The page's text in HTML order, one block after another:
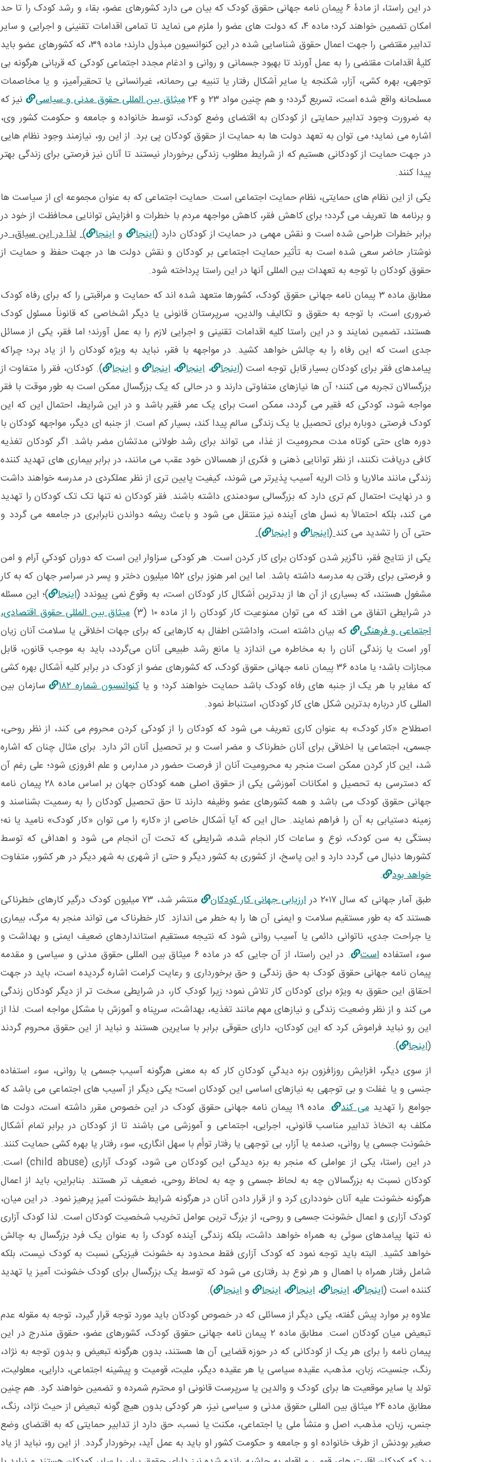
در این راستا، از مادۀ ۶
پیمان نامه جهانی حقوق کودک که بیان می داردکشورهای عضو، بقاء و رشد کودک را تا حد
امکان تضمین خواهند کرد؛
ماده ۴، که دولت های عضو را ملزم می نماید تا تمامی اقدامات تقنینی و اجرایی و سایر
تدابیر مقتضی را جهت اعمال حقوق شناسایی شده در این کنوانسیون مبذول دارند؛ ماده ۳۹، که
کشورهای عضو باید
کلیۀ اقدامات مقتضی را به عمل آورند تا بهبود جسمانی و روانی و ادغام مجدد اجتماعی کودکی که قربانی هرگونه بی
توجهی، بهره‌ کشی، آزار، شکنجه یا سایر اَشکال رفتار یا تنبیه بی رحمانه، غیرانسانی یا تحقیرآمیز، و یا مخاصمات
مسلحانه واقع شده ‌است، تسریع گردد؛ و هم چنین مواد ۲۳ و ۲۴ میثاق بین المللی حقوق مدنی و سیاسی
نیز که
به ضرورت وجود تدابیر حمایتی از کودکان به اقتضای وضع کودک، توسط خانواده و جامعه و حکومت کشور وی،
اشاره می ­نماید؛ می توان به تعهد دولت ها به حمایت از حقوق کودکان پی برد. از این رو، نیازمند وجود نظام هایی
در جهت حمایت از کودکانی هستیم که از شرایط مطلوب زندگی برخوردار نیستند تا آنان نیز فرصتی برای زندگی بهتر
پیدا کنند.
یکی از این نظام های حمایتی، نظام حمایت اجتماعی است. حمایت اجتماعی که به عنوان مجموعه ای از سیاست ها
و برنامه ها تعریف می گردد؛ برای کاهش فقر، کاهش مواجهه مردم با خطرات و افزایش توانایی محافظت از خود در
برابر خطرات طراحی شده است و نقش مهمی در حمایت از کودکان دارد (اینجا و اینجا ). لذا در این سیاق،در
نوشتار حاضر سعی شده است به تأثیر حمایت اجتماعی بر کودکان و نقش دولت ها در جهت حفظ و حمایت از
حقوق کودکان با توجه به تعهدات بین المللی آنها در این راستا پرداخته شود.
مطابق ماده ۳
پیمان نامه جهانی حقوق کودک، کشورها متعهد شده اند که حمایت و مراقبتی را که برای رفاه کودک
ضروری است، با توجه به حقوق و تکالیف والدین، سرپرستان قانونی یا دیگر اشخاصی که قانوناً مسئول کودک
هستند، تضمین نمایند و در این راستا کلیه اقدامات تقنینی و اجرایی لازم را به عمل آورند؛ اما فقر، یکی از مسائل
جدی است که این رفاه را به چالش خواهد کشید. در مواجهه با فقر، نباید به ویژه کودکان را از یاد برد؛ چراکه
پیامدهای فقر برای کودکان بسیار قابل توجه است (اینجا ،اینجا ، اینجا واینجا ). کودکان، فقر را متفاوت از
بزرگسالان تجربه می کنند؛ آن ها نیازهای متفاوتی دارند و در حالی که یک بزرگسال ممکن است به طور موقت با فقر
مواجه شود، کودکی که فقیر می گردد، ممکن است برای یک عمر فقیر باشد و در این شرایط، احتمال این که این
کودک فرصتی دوباره برای تحصیل یا یک زندگی سالم پیدا کند، بسیار کم است. از جنبه ای دیگر، مواجهه کودکان با
دوره های حتی کوتاه مدت محرومیت از غذا، می تواند برای رشد طولانی مدتشان مضر باشد. اگر کودکان تغذیه
کافی دریافت نکنند، از نظر توانایی ذهنی و فکری از همسالان خود عقب می مانند، در برابر بیماری های تهدید کننده
زندگی مانند مالاریا و ذات الریه آسیب پذیرتر می شوند، کیفیت پایین تری از نظر عملکردی در مدرسه خواهند داشت
و در نهایت احتمال کم تری دارد که بزرگسالی سودمندی داشته باشند. فقر کودکان نه تنها تک تک کودکان را تهدید
می کند، بلکه احتمالاً به نسل های آینده نیز منتقل می شود و باعث ریشه دواندن نابرابری در جامعه می گردد و
حتی آن را تشدید می کند(اینجا واینجا ).
یکی از نتایج فقر، ناگزیر شدن کودکان برای کار کردن است. هر کودکی سزاوار این است که دوران کودکیِ آرام و امن
و فرصتی برای رفتن به مدرسه داشته باشد. اما این امر هنوز برای ۱۵۲ میلیون دختر و پسر در سراسر جهان که به کار
مشغول هستند، که بسیاری از آن ها از بدترین اَشکال کار کودکان است، به وقوع نمی پیوندد (اینجا )؛ این مسئله
در شرایطی اتفاق می افتد که می توان ممنوعیت کار کودکان را از ماده ۱۰ (۳)
میثاق بین المللی حقوق اقتصادی،
اجتماعی و فرهنگی
که بیان داشته است، ‌واداشتن اطفال به کارهایی که برای جهات اخلاقی یا سلامت آنان زیان
آور است یا زندگی آنان را به مخاطره می ‌اندازد یا مانع رشد طبیعی آنان می‌گردد، ‌باید به موجب قانون، قابل
مجازات باشد؛ یا ماده ۳۶ پیمان نامه جهانی حقوق کودک، کهکشورهای عضو از کودک در برابر کلیه اَشکال بهره‌ کشی
که مغایر با هر یک از جنبه ‌های رفاه کودک باشد حمایت خواهند کرد؛ و یاکنوانسیون شماره ۱۸۲
سازمان بین
المللی کار درباره بدترین شکل های کار کودکان، استنباط نمود.
اصطلاح «کار کودک» به عنوان کاری تعریف می شود که کودکان را از کودکی کردن محروم می کند، از نظر روحی،
جسمی، اجتماعی یا اخلاقی برای آنان خطرناک و مضر است و بر تحصیل آنان اثر دارد. برای مثال چنان که اشاره
شد، این کار کردن ممکن است منجر به محرومیت آنان از فرصت حضور در مدارس و علم افروزی شود؛ علی رغم آن
که دسترسی به تحصیل و امکانات آموزشی یکی از حقوق اصلی همه کودکان جهان بر اساس ماده ۲۸ پیمان ‌نامه
جهانی حقوق کودک می باشد و همه کشورهای عضو وظیفه دارند تا حق تحصیل کودکان را به رسمیت بشناسند و
زمینه دستیابی به آن را فراهم نمایند. حال این که آیا اَشکال خاصی از «کار» را می توان «کار کودک» نامید یا نه؛
بستگی به سن کودک، نوع و ساعات کار انجام شده، شرایطی که تحت آن انجام می شود و اهدافی که توسط
کشورها دنبال می گردد دارد و این پاسخ، از کشوری به کشور دیگر و حتی از شهری به شهر دیگر در هر کشور، متفاوت
خواهد بود
.
طبق آمار جهانی که سال ۲۰۱۷ در
ارزیابی جهانی کار کودکان
منتشر شد، ۷۳ میلیون کودک درگیر کارهای خطرناکی
هستند که به طور مستقیم سلامت و ایمنی آن ها را به خطر می اندازد. کار خطرناک می تواند منجر به مرگ، بیماری
یا جراحت جدی، ناتوانی دائمی یا آسیب روانی شود که نتیجه مستقیم استانداردهای ضعیف ایمنی و بهداشت و
سوء استفاده است . در این راستا، از آن جایی که در ماده ۶ میثاق بین المللی حقوق مدنی و سیاسی و مقدمه
پیمان نامه جهانی حقوق کودک به حق زندگی و حق برخورداری و رعایت کرامت اشاره گردیده است، باید در جهت
احقاق این حقوق به ویژه برای کودکان کار تلاش نمود؛ زیرا کودکِ کار، در شرایطی سخت تر از دیگر کودکان زندگی
می کند و از نظر وضعیت زندگی و نیازهای مهم مانند تغذیه، بهداشت، سرپناه و آموزش با مشکل مواجه است. لذا از
این رو نباید فراموش کرد که این کودکان، دارای حقوقی برابر با سایرین هستند و نباید از این حقوق محروم گردند
(اینجا ).
از سوی دیگر، افزایش روزافزون بزه دیدگیِ کودکانِ کار که به معنی هرگونه آسیب جسمی یا روانی، سوء استفاده
جنسی و یا غفلت و بی توجهی به نیازهای اساسی این کودکان است؛ یکی دیگر از آسیب های اجتماعی می باشد که
جوامع را تهدیدمی کند . ماده ۱۹ پیمان نامه جهانی حقوق کودک در این خصوص مقرر داشته است، دولت ها
مکلف به اتخاذ تدابیر مناسب قانونی، اجرایی، اجتماعی و آموزشی می باشند تا از کودکان در برابر تمام اَشکال
خشونت جسمی یا روانی، صدمه یا آزار، بی توجهی یا رفتار توأم با سهل انگاری، سوء رفتار یا بهره کشی حمایت کنند.
در این راستا، یکی از عواملی که منجر به بزه دیدگی این کودکان می شود، کودک آزاری (child abuse) است.
کودکان نسبت به بزرگسالان چه به لحاظ جسمی و چه به لحاظ روحی، ضعیف تر هستند. بنابراین، باید از اعمال
هرگونه خشونت علیه آنان خودداری کرد و از قرار دادن آنان در هرگونه شرایط خشونت ‌آمیز پرهیز نمود. در این میان،
کودک آزاری و اعمال خشونت جسمی و روحی، از بزرگ ترین عوامل تخریب شخصیت کودکان است. لذا کودک آزاری
نه تنها پیامدهای سوئی به همراه خواهد داشت، بلکه زندگی آینده کودک را به عنوان یک فرد بزرگسال به چالش
خواهد کشید. البته باید توجه نمود که کودک آزاری فقط محدود به خشونت فیزیکی نسبت به کودک نیست، بلکه
شامل رفتار همراه با اهمال و هر نوع بد رفتاری می شود که توسط یک بزرگسال برای کودک خشونت آمیز یا تهدید
کننده است (اینجا ، اینجا ، اینجا ، اینجا واینجا ).
علاوه بر موارد پیش گفته، یکی دیگر از مسائلی که در خصوص کودکان باید مورد توجه قرار گیرد، توجه به مقوله عدم
تبعیض میان کودکان است. مطابق ماده ۲
پیمان نامه جهانی حقوق کودک، کشورهای عضو، حقوق مندرج در این
پیمان نامه را برای هر یک از کودکانی که در حوزه قضایی آن ها هستند، بدون هرگونه تبعیض و بدون توجه به نژاد،
رنگ، جنسیت، زبان، مذهب، عقیده سیاسی یا هر عقیده دیگر، ملیت، قومیت و پیشینه اجتماعی، دارایی، معلولیت،
تولد یا سایر موقعیت ها برای کودک و والدین یا سرپرست قانونی او محترم شمرده و تضمین خواهند کرد. هم چنین
مطابق ماده ۲۴
میثاق بین المللی حقوق مدنی و سیاسی نیز، هر کودکی بدون هیچ گونه تبعیض از حیث نژاد، رنگ،
جنس، زبان، مذهب، اصل و منشأ ملی یا اجتماعی، مکنت یا نسب، حق دارد از تدابیر حمایتی که به اقتضای وضع
صغیر بودنش از طرف خانواده او و جامعه و حکومت کشور او باید به عمل آید، برخوردار گردد. از این رو، نباید از یاد
معرفی منابع اینترنتی پرونده
19+
حقوق و هنر
24+
معرفی کتاب های حقوقی
گزارش
8+
حقوقی
18 +
گفت و گو
0 +
یادداشت